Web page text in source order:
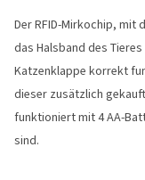
Der RFID-Mirkochip, mit
das Halsband des
Katzenklappe korrekt
dieser zusätzlich
funktioniert mit 4 AA-
sind.